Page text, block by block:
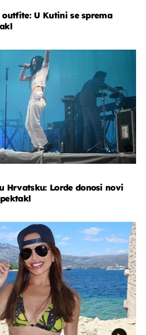
U Kutini se sprema
Hrvatsku: Lorde donosi novi